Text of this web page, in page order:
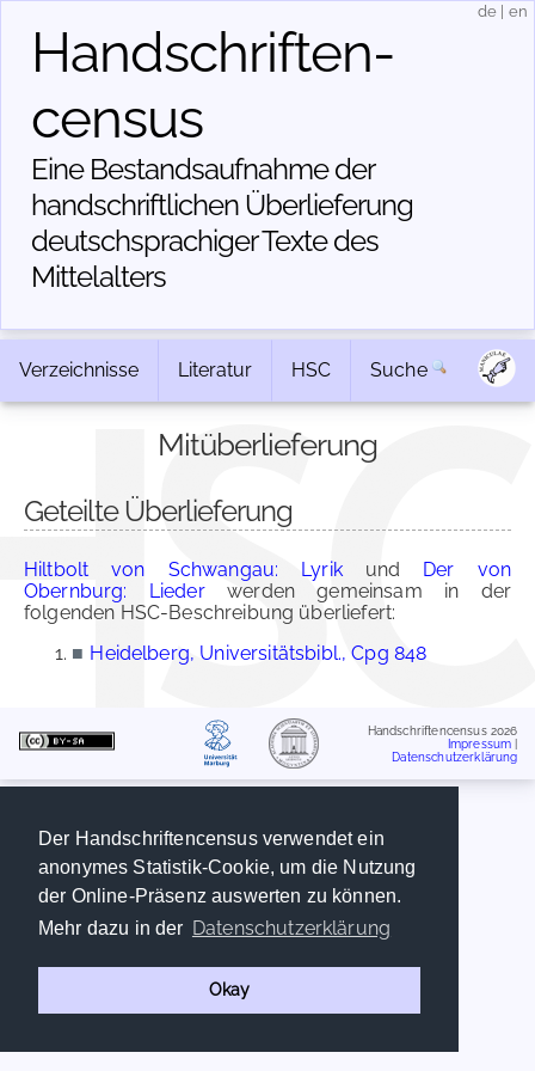
Der Handschriftencensus verwendet ein
anonymes Statistik-Cookie, um die Nutzung
der Online-Präsenz auswerten zu können.
Mehr dazu in der Datenschutzerklärung
Okay
Handschriften­
census
Eine Bestandsaufnahme der
handschriftlichen Über­lieferung
deutschsprachiger Texte des
Mittelalters
de en
Verzeichnisse Literatur HSC Suche
Mitüberlieferung
Geteilte Überlieferung
Hiltbolt von Schwangau: Lyrikund Der von
Obernburg: Liederwerden gemeinsam in der
folgenden HSC-Beschreibung überliefert:
■ Heidelberg, Universitätsbibl., Cpg 848
Handschriftencensus 2026
Impressum
Datenschutzerklärung